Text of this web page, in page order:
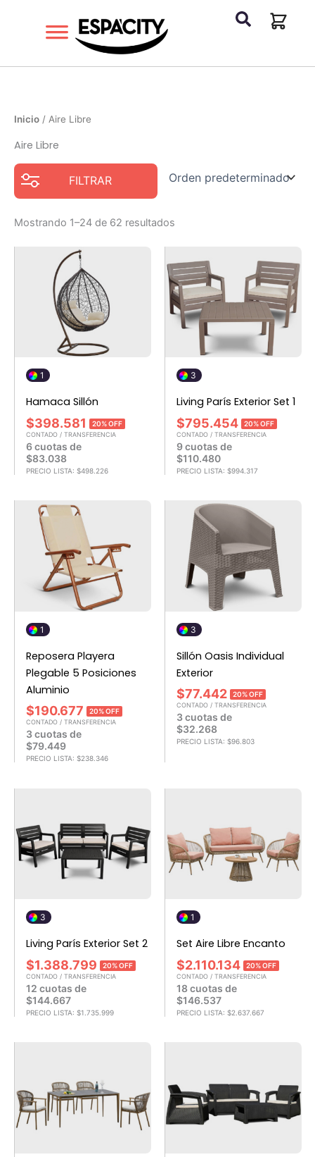
contenido
Inicio / Aire Libre
Aire Libre
FILTRAR
Mostrando 1–24 de 62 resultados
1
Hamaca Sillón
$398.581 20% OFF
CONTADO / TRANSFERENCIA
6 cuotas de
$83.038
PRECIO LISTA: $498.226
3
Living París Exterior Set 1
$795.454 20% OFF
CONTADO / TRANSFERENCIA
9 cuotas de
$110.480
PRECIO LISTA: $994.317
1
Reposera Playera
Plegable 5 Posiciones
Aluminio
$190.677 20% OFF
CONTADO / TRANSFERENCIA
3 cuotas de
$79.449
PRECIO LISTA: $238.346
3
Sillón Oasis Individual
Exterior
$77.442 20% OFF
CONTADO / TRANSFERENCIA
3 cuotas de
$32.268
PRECIO LISTA: $96.803
3
Living París Exterior Set 2
$1.388.799 20% OFF
CONTADO / TRANSFERENCIA
12 cuotas de
$144.667
PRECIO LISTA: $1.735.999
1
Set Aire Libre Encanto
$2.110.134 20% OFF
CONTADO / TRANSFERENCIA
18 cuotas de
$146.537
PRECIO LISTA: $2.637.667